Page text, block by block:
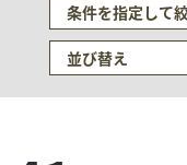
条件を指定して
並び替え